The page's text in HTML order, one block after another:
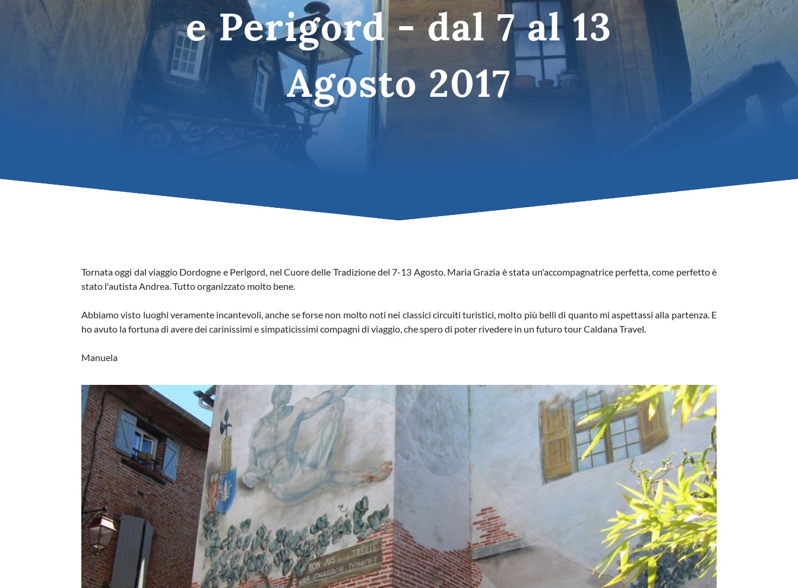
Tutte le destinazioni in Italia
e Perigord - dal 7 al 13
Agosto 2017
Tornata oggi dal viaggio Dordogne e Perigord, nel Cuore delle Tradizione del 7-13 Agosto. Maria Grazia è stata un'accompagnatrice perfetta, come perfetto è
stato l'autista Andrea. Tutto organizzato molto bene.
Abbiamo visto luoghi veramente incantevoli, anche se forse non molto noti nei classici circuiti turistici, molto più belli di quanto mi aspettassi alla partenza. E
ho avuto la fortuna di avere dei carinissimi e simpaticissimi compagni di viaggio, che spero di poter rivedere in un futuro tour Caldana Travel.
Manuela